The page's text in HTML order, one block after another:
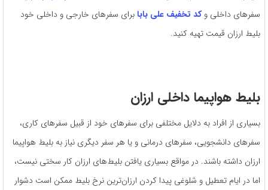
سفرهای داخلی وکد تخفیف علی بابا برای سفرهای خارجی و داخلی خود
بلیط ارزان قیمت تهیه کنید.
بلیط هواپیما داخلی ارزان
بسیاری از افراد به دلایل مختلفی برای سفرهای خود از قبیل سفرهای کاری،
سفرهای دانشجویی، سفرهای درمانی و یا هر سفر دیگری نیاز به بلیط هواپیما
ارزان داشته باشند. در مواقع بسیاری یافتن بلیط‌های ارزان کار سختی نیست،
اما در ایام تعطیل و شلوغی پیدا کردن ارزان‌ترین نرخ بلیط ممکن است دشوار